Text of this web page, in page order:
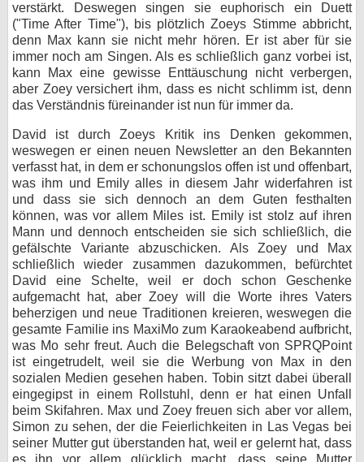
verstärkt. Deswegen singen sie euphorisch ein Duett
("Time After Time"), bis plötzlich Zoeys Stimme abbricht,
denn Max kann sie nicht mehr hören. Er ist aber für sie
immer noch am Singen. Als es schließlich ganz vorbei ist,
kann Max eine gewisse Enttäuschung nicht verbergen,
aber Zoey versichert ihm, dass es nicht schlimm ist, denn
das Verständnis füreinander ist nun für immer da.
David ist durch Zoeys Kritik ins Denken gekommen,
weswegen er einen neuen Newsletter an den Bekannten
verfasst hat, in dem er schonungslos offen ist und offenbart,
was ihm und Emily alles in diesem Jahr widerfahren ist
und dass sie sich dennoch an dem Guten festhalten
können, was vor allem Miles ist. Emily ist stolz auf ihren
Mann und dennoch entscheiden sie sich schließlich, die
gefälschte Variante abzuschicken. Als Zoey und Max
schließlich wieder zusammen dazukommen, befürchtet
David eine Schelte, weil er doch schon Geschenke
aufgemacht hat, aber Zoey will die Worte ihres Vaters
beherzigen und neue Traditionen kreieren, weswegen die
gesamte Familie ins MaxiMo zum Karaokeabend aufbricht,
was Mo sehr freut. Auch die Belegschaft von SPRQPoint
ist eingetrudelt, weil sie die Werbung von Max in den
sozialen Medien gesehen haben. Tobin sitzt dabei überall
eingegipst in einem Rollstuhl, denn er hat einen Unfall
beim Skifahren. Max und Zoey freuen sich aber vor allem,
Simon zu sehen, der die Feierlichkeiten in Las Vegas bei
seiner Mutter gut überstanden hat, weil er gelernt hat, dass
es ihn vor allem glücklich macht, dass seine Mutter